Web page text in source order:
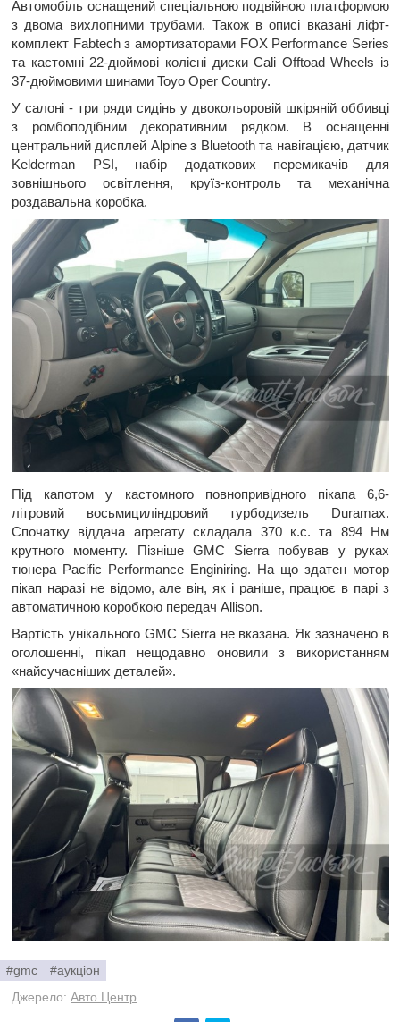
Автомобіль оснащений спеціальною подвійною платформою
з двома вихлопними трубами. Також в описі вказані ліфт-
комплект Fabtech з амортизаторами FOX Performance Series
та кастомні 22-дюймові колісні диски Cali Offtoad Wheels із
37-дюймовими шинами Toyo Oper Country.
У салоні - три ряди сидінь у двокольоровій шкіряній оббивці
з ромбоподібним декоративним рядком. В оснащенні
центральний дисплей Alpine з Bluetooth та навігацією, датчик
Kelderman PSI, набір додаткових перемикачів для
зовнішнього освітлення, круїз-контроль та механічна
роздавальна коробка.
Під капотом у кастомного повнопривідного пікапа 6,6-
літровий восьмициліндровий турбодизель Duramax.
Спочатку віддача агрегату складала 370 к.с. та 894 Нм
крутного моменту. Пізніше GMC Sierra побував у руках
тюнера Pacific Performance Enginiring. На що здатен мотор
пікап наразі не відомо, але він, як і раніше, працює в парі з
автоматичною коробкою передач Allison.
Вартість унікального GMC Sierra не вказана. Як зазначено в
оголошенні, пікап нещодавно оновили з використанням
«найсучасніших деталей».
#gmc
#аукціон
Джерело: Авто Центр